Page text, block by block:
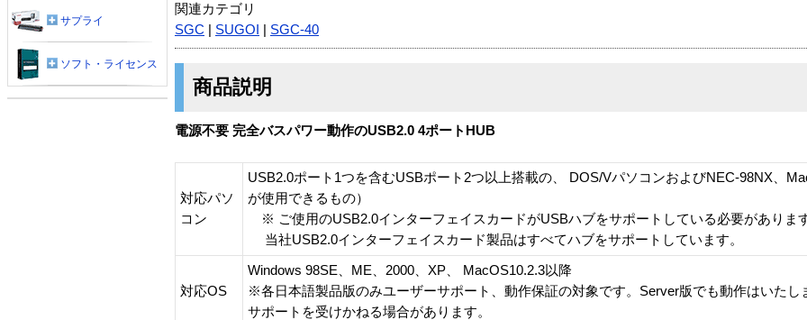
関連カテゴリ
SGC
SUGOI SGC-40
商品説明
電源不要 完全バスパワー動作のUSB2.0 4ポートHUB
対応パソ
コン
USB2.0ポート1つを含むUSBポート2つ以上搭載の、 DOS/VパソコンおよびNEC-98NX、
が使用できるもの）
※ ご使用のUSB2.0インターフェイスカードがUSBハブをサポートしている必要があります
当社USB2.0インターフェイスカード製品はすべてハブをサポートしています。
対応OS
Windows 98SE、ME、2000、XP、 MacOS10.2.3以降
※各日本語製品版のみユーザーサポート、動作保証の対象です。Server版でも動作はいたし
サポートを受けかねる場合があります。
サプライ
ソフト・ライセンス